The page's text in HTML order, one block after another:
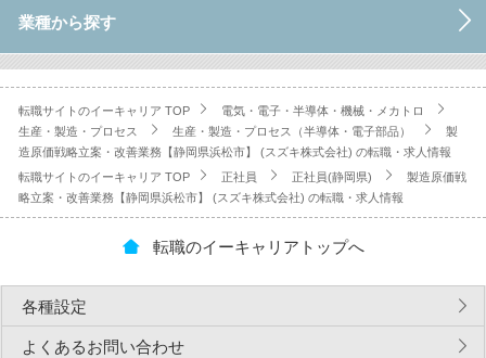
業種から探す
転職サイトのイーキャリア TOP
電気・電子・半導体・機械・メカトロ
生産・製造・プロセス
生産・製造・プロセス（半導体・電子部品）
製
造原価戦略立案・改善業務【静岡県浜松市】 (スズキ株式会社) の転職・求人情報
転職サイトのイーキャリア TOP
正社員 正社員(静岡県)
製造原価戦
略立案・改善業務【静岡県浜松市】 (スズキ株式会社) の転職・求人情報
転職のイーキャリアトップへ
各種設定
よくあるお問い合わせ